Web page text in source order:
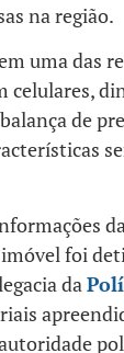
na região.
uma das
celulares,
de
da
foi
da